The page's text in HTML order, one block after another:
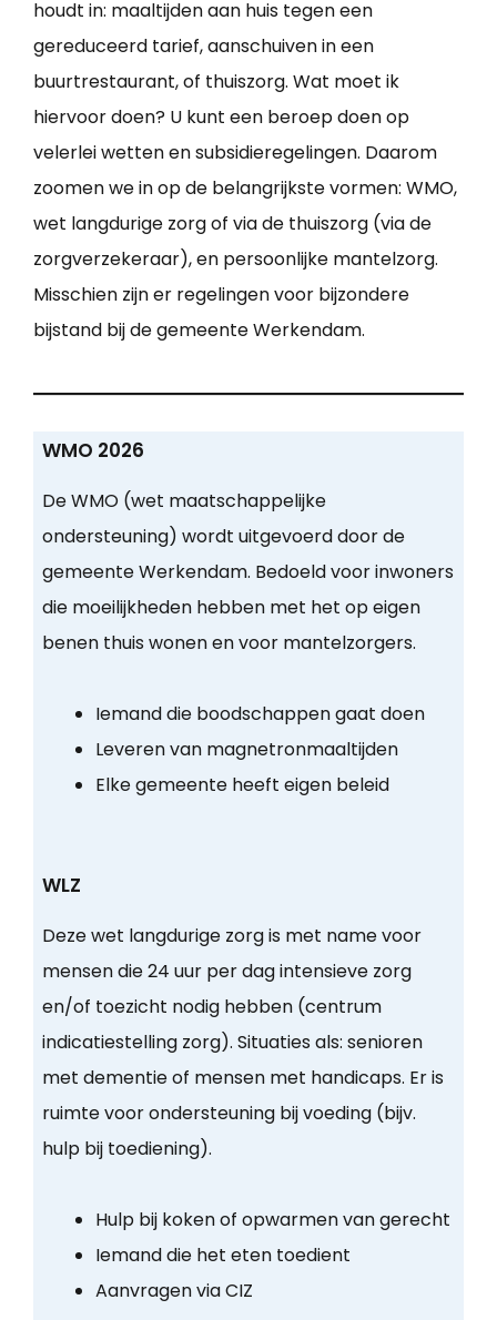
houdt in: maaltijden aan huis tegen een
gereduceerd tarief, aanschuiven in een
buurtrestaurant, of thuiszorg. Wat moet ik
hiervoor doen? U kunt een beroep doen op
velerlei wetten en subsidieregelingen. Daarom
zoomen we in op de belangrijkste vormen: WMO,
wet langdurige zorg of via de thuiszorg (via de
zorgverzekeraar), en persoonlijke mantelzorg.
Misschien zijn er regelingen voor bijzondere
bijstand bij de gemeente Werkendam.
WMO 2026
De WMO (wet maatschappelijke
ondersteuning) wordt uitgevoerd door de
gemeente Werkendam. Bedoeld voor inwoners
die moeilijkheden hebben met het op eigen
benen thuis wonen en voor mantelzorgers.
Iemand die boodschappen gaat doen
Leveren van magnetronmaaltijden
Elke gemeente heeft eigen beleid
WLZ
Deze wet langdurige zorg is met name voor
mensen die 24 uur per dag intensieve zorg
en/of toezicht nodig hebben (centrum
indicatiestelling zorg). Situaties als: senioren
met dementie of mensen met handicaps. Er is
ruimte voor ondersteuning bij voeding (bijv.
hulp bij toediening).
Hulp bij koken of opwarmen van gerecht
Iemand die het eten toedient
Aanvragen via CIZ